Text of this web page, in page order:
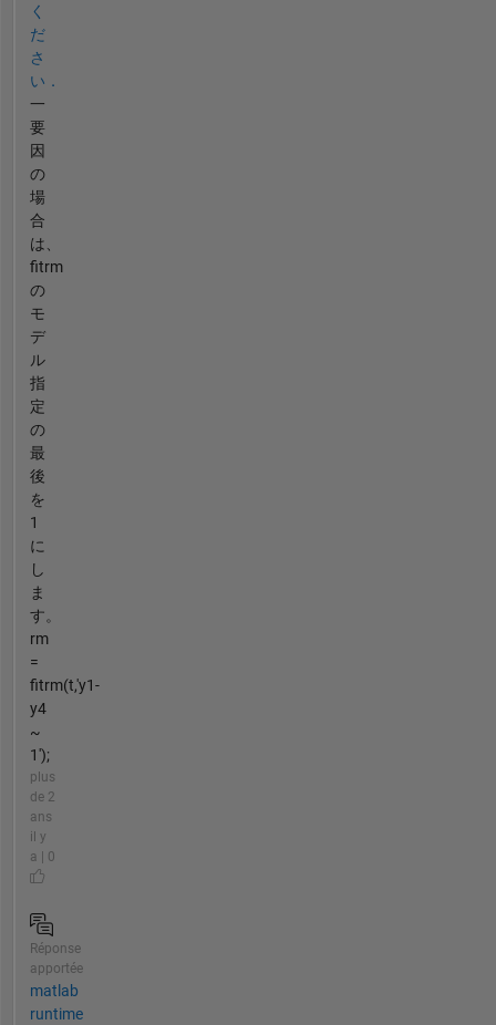
く
だ
さ
い．
一
要
因
の
場
合
は、
fitrm
の
モ
デ
ル
指
定
の
最
後
を
1
に
し
ま
す。
rm
=
fitrm(t,'y1-
y4
~
1');
plus
de 2
ans
il y
a | 0
Réponse
apportée
matlab
runtime